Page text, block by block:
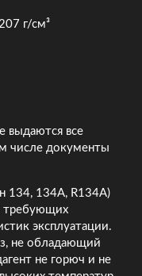
г/см³
выдаются все
числе документы
134, 134А, R134А)
требующих
эксплуатации.
не обладающий
не горюч и не